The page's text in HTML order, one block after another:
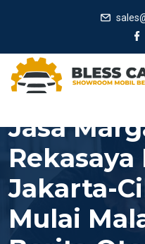
Jasa
Rekasaya
Jakarta-
Mulai